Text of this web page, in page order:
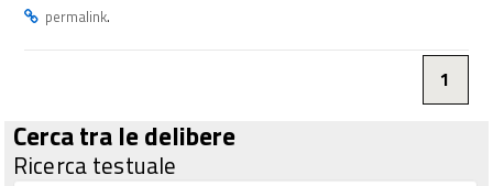
permalink.
1
Cerca tra le delibere
Ricerca testuale